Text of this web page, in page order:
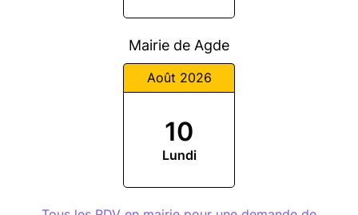
Mairie de Agde
Août 2026
10
Lundi